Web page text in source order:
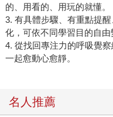
的、用看的、用玩的就懂。
3. 有具體步驟、有重點提
化，可依不同學習目的自由
4. 從找回專注力的呼吸覺
一起愈動心愈靜。
名人推薦